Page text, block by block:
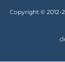
Copyright © 2012-